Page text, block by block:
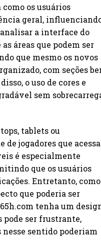
os usuários
geral,
a interface do
áreas que podem ser
que mesmo os novos
com seções
o uso de cores e
sem
tablets ou
jogadores que
é especialmente
que os usuários
Entretanto, como
que poderia ser
tenha um
pode ser frustrante,
sentido poderiam